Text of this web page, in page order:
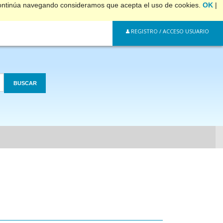
navegando consideramos que acepta el uso de cookies. OK |
REGISTRO / ACCESO USUARIO
BUSCAR